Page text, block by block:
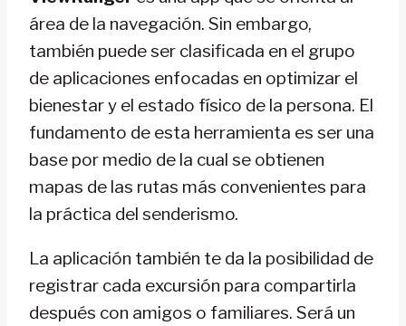
área de la navegación. Sin embargo,
también puede ser clasificada en el grupo
de aplicaciones enfocadas en optimizar el
bienestar y el estado físico de la persona. El
fundamento de esta herramienta es ser una
base por medio de la cual se obtienen
mapas de las rutas más convenientes para
la práctica del senderismo.
La aplicación también te da la posibilidad de
registrar cada excursión para compartirla
después con amigos o familiares. Será un